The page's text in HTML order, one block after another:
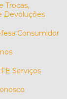
Trocas,
Devoluções
Consumidor
Serviços